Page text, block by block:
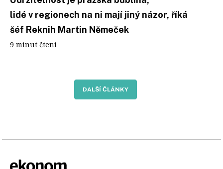
lidé v regionech na ni mají jiný názor, říká
šéf Reknih Martin Němeček
9 minut čtení
DALŠÍ ČLÁNKY